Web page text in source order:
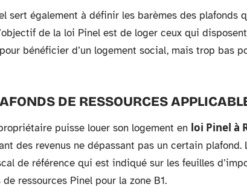
sert également à définir les barèmes des plafonds
de la loi Pinel est de loger ceux qui
bénéficier d’un logement social, mais trop bas
DE RESSOURCES
puisse louer son logement en loi Pinel à
des revenus ne dépassant pas un certain
de référence qui est indiqué sur les feuilles
ressources Pinel pour la zone B1.